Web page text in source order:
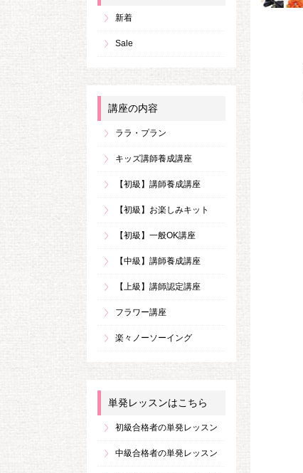
新着
Sale
講座の内容
ララ・プラン
キッズ講師養成講座
【初級】講師養成講座
【初級】お楽しみキット
【初級】一般OK講座
【中級】講師養成講座
【上級】講師認定講座
フラワー講座
楽々ノーソーイング
単発レッスンはこちら
初級合格者の単発レッスン
中級合格者の単発レッスン